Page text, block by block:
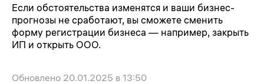
Если обстоятельства изменятся и ваши бизнес-
прогнозы не сработают, вы сможете сменить
форму регистрации бизнеса — например, закрыть
ИП и открыть ООО.
Обновлено 20.01.2025 в 13:50